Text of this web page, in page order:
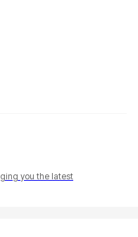
you the latest